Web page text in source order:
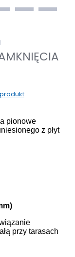
pionowe
z płyt
przy tarasach